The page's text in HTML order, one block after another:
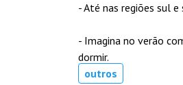
- Até nas regiões sul
- Imagina no verão
dormir.
outros